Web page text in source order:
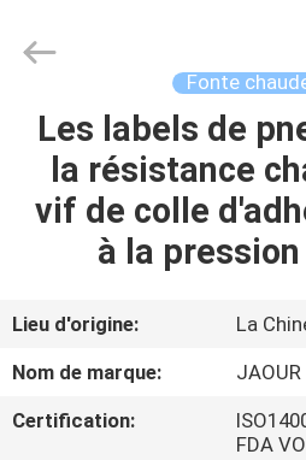
MAISON
PRODUITS
PROPOS
DE
NOUS
Jaour
Adhesive
Reserved.
Fonte
Les labels de
la résistance
vif de colle
à la
Lieu d'origine:
La
Nom de marque:
JAOUR
Certification:
FDA